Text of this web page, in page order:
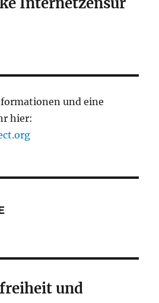
und eine
hier:
und